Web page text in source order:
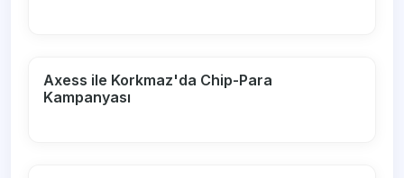
Axess ile Korkmaz'da Chip-Para
Kampanyası